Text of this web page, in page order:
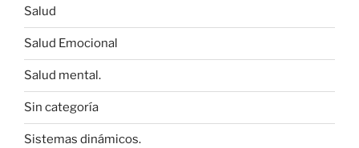
Salud
Salud Emocional
Salud mental.
Sin categoría
Sistemas dinámicos.